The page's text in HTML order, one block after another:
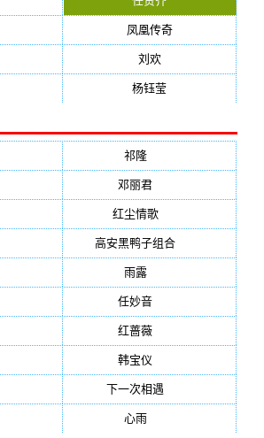
凤凰传奇
刘欢
杨钰莹
祁隆(647)
邓丽君
红尘情歌(472)
高安黑鸭子组合
雨露(350)
任妙音
红蔷薇
韩宝仪
下一次相遇
心雨(232)